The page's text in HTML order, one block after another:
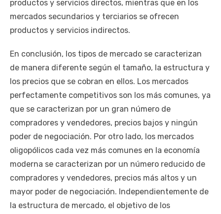
productos y servicios directos, mientras que en los
mercados secundarios y terciarios se ofrecen
productos y servicios indirectos.
En conclusión, los tipos de mercado se caracterizan
de manera diferente según el tamaño, la estructura y
los precios que se cobran en ellos. Los mercados
perfectamente competitivos son los más comunes, ya
que se caracterizan por un gran número de
compradores y vendedores, precios bajos y ningún
poder de negociación. Por otro lado, los mercados
oligopólicos cada vez más comunes en la economía
moderna se caracterizan por un número reducido de
compradores y vendedores, precios más altos y un
mayor poder de negociación. Independientemente de
la estructura de mercado, el objetivo de los